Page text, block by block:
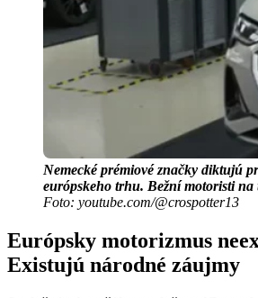
Nemecké prémiové značky diktujú
európskeho trhu. Bežní motoristi na
Foto: youtube.com/@crospotter13
Európsky motorizmus
Existujú národné záujmy